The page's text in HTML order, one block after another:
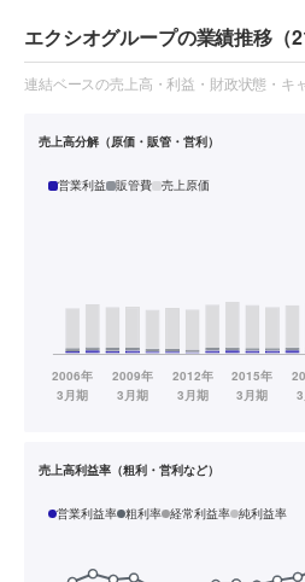
エクシオグループの業績推移（
連結ベースの売上高・利益・財政状態・キ
売上高分解（原価・販管・営利）
営業利益 販管費 売上原価
売上高利益率（粗利・営利など）
営業利益率 粗利率 経常利益率 純利益率